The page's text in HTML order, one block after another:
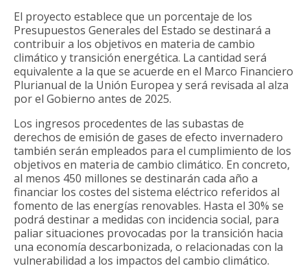
El proyecto establece que un porcentaje de los
Presupuestos Generales del Estado se destinará a
contribuir a los objetivos en materia de cambio
climático y transición energética. La cantidad será
equivalente a la que se acuerde en el Marco Financiero
Plurianual de la Unión Europea y será revisada al alza
por el Gobierno antes de 2025.
Los ingresos procedentes de las subastas de
derechos de emisión de gases de efecto invernadero
también serán empleados para el cumplimiento de los
objetivos en materia de cambio climático. En concreto,
al menos 450 millones se destinarán cada año a
financiar los costes del sistema eléctrico referidos al
fomento de las energías renovables. Hasta el 30% se
podrá destinar a medidas con incidencia social, para
paliar situaciones provocadas por la transición hacia
una economía descarbonizada, o relacionadas con la
vulnerabilidad a los impactos del cambio climático.